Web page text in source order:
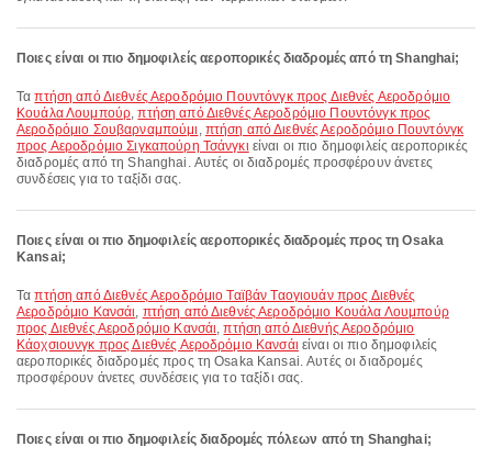
Ποιες είναι οι πιο δημοφιλείς αεροπορικές διαδρομές από τη Shanghai;
Ταπτήση από Διεθνές Αεροδρόμιο Πουντόνγκ προς Διεθνές Αεροδρόμιο
Κουάλα Λουμπούρ,πτήση από Διεθνές Αεροδρόμιο Πουντόνγκ προς
Αεροδρόμιο Σουβαρναμπούμι , πτήση από Διεθνές Αεροδρόμιο Πουντόνγκ
προς Αεροδρόμιο Σιγκαπούρη Τσάνγκι είναι οι πιο δημοφιλείς αεροπορικές
διαδρομές από τη Shanghai. Αυτές οι διαδρομές προσφέρουν άνετες
συνδέσεις για το ταξίδι σας.
Ποιες είναι οι πιο δημοφιλείς αεροπορικές διαδρομές προς τη Osaka
Kansai;
Ταπτήση από Διεθνές Αεροδρόμιο Ταϊβάν Ταογιουάν προς Διεθνές
Αεροδρόμιο Κανσάι, πτήση από Διεθνές Αεροδρόμιο Κουάλα Λουμπούρ
προς Διεθνές Αεροδρόμιο Κανσάι,πτήση από Διεθνής Αεροδρόμιο
Κάοχσιουνγκ προς Διεθνές Αεροδρόμιο Κανσάι είναι οι πιο δημοφιλείς
αεροπορικές διαδρομές προς τη Osaka Kansai. Αυτές οι διαδρομές
προσφέρουν άνετες συνδέσεις για το ταξίδι σας.
Ποιες είναι οι πιο δημοφιλείς διαδρομές πόλεων από τη Shanghai;